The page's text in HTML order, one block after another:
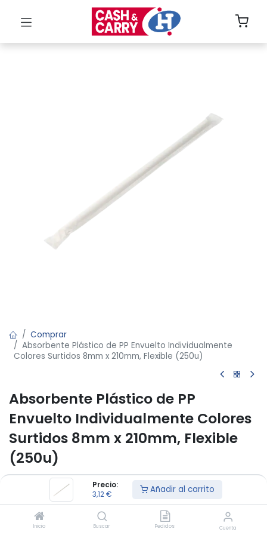
Precio:
3,12€ Añadir al carrito
Inicio Buscar Pedidos Cuenta
Comprar
Absorbente Plástico de PP Envuelto Individualmente
Colores Surtidos 8mm x 210mm, Flexible (250u)
Absorbente Plástico de PP
Envuelto Individualmente Colores
Surtidos 8mm x 210mm, Flexible
(250u)
U
Añadir al carrito